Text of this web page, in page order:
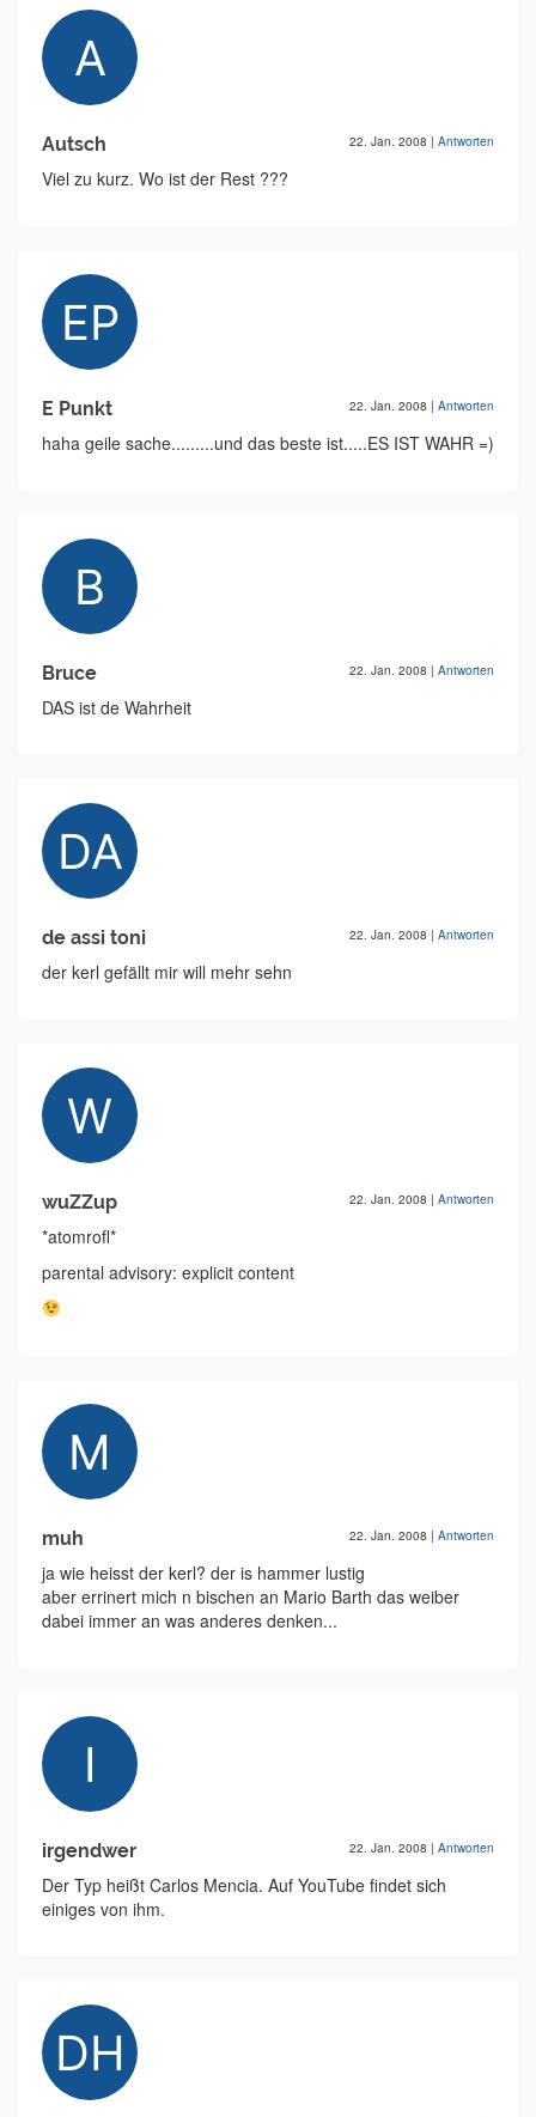
Autsch 22. Jan. 2008 | Antworten
Viel zu kurz. Wo ist der Rest ???
E Punkt 22. Jan. 2008 | Antworten
haha geile sache.........und das beste ist.....ES IST WAHR =)
Bruce 22. Jan. 2008 | Antworten
DAS ist de Wahrheit
de assi toni 22. Jan. 2008 | Antworten
der kerl gefällt mir will mehr sehn
wuZZup 22. Jan. 2008 | Antworten
*atomrofl*
parental advisory: explicit content
muh 22. Jan. 2008 | Antworten
ja wie heisst der kerl? der is hammer lustig
aber errinert mich n bischen an Mario Barth das weiber
dabei immer an was anderes denken...
irgendwer 22. Jan. 2008 | Antworten
Der Typ heißt Carlos Mencia. Auf YouTube findet sich
einiges von ihm.